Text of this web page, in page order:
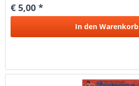
€ 5,00 *
In den Warenkorb